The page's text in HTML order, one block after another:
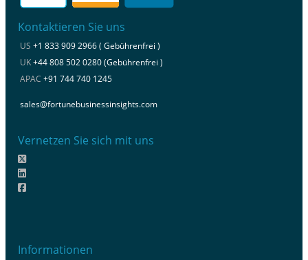
Kontaktieren Sie uns
US +1 833 909 2966 ( Gebührenfrei )
UK+44 808 502 0280 (Gebührenfrei )
APAC +91 744 740 1245
sales@fortunebusinessinsights.com
Vernetzen Sie sich mit uns
Informationen